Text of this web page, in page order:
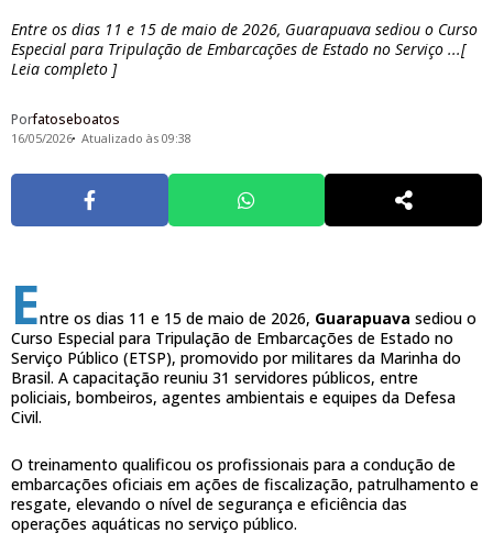
Entre os dias 11 e 15 de maio de 2026, Guarapuava sediou o Curso
Especial para Tripulação de Embarcações de Estado no Serviço ...[
Leia completo ]
Porfatoseboatos
16/05/2026 Atualizado às 09:38
Entre os dias 11 e 15 de maio de 2026, Guarapuava sediou o
Curso Especial para Tripulação de Embarcações de Estado no
Serviço Público (ETSP), promovido por militares da Marinha do
Brasil. A capacitação reuniu 31 servidores públicos, entre
policiais, bombeiros, agentes ambientais e equipes da Defesa
Civil.
O treinamento qualificou os profissionais para a condução de
embarcações oficiais em ações de fiscalização, patrulhamento e
resgate, elevando o nível de segurança e eficiência das
operações aquáticas no serviço público.